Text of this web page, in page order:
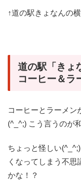
↑道の駅きょなんの
道の駅「きょ
コーヒー＆ラ
コーヒーとラーメン
(^_^;) こう言うのが
ちょっと怪しい
くなってしまう不思
かな！？